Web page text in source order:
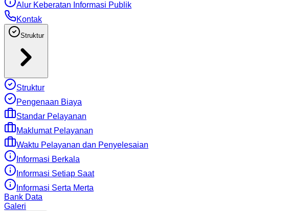
Alur Keberatan Informasi Publik
Kontak
Struktur
Struktur
Pengenaan Biaya
Standar Pelayanan
Maklumat Pelayanan
Waktu Pelayanan dan Penyelesaian
Informasi Berkala
Informasi Setiap Saat
Informasi Serta Merta
Bank Data
Galeri